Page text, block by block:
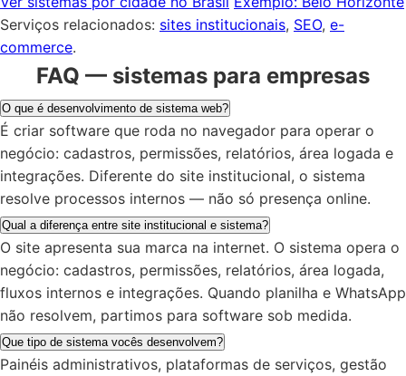
Serviços relacionados: sites institucionais, SEO, e-
commerce.
FAQ — sistemas para empresas
O que é desenvolvimento de sistema web?
É criar software que roda no navegador para operar o
negócio: cadastros, permissões, relatórios, área logada e
integrações. Diferente do site institucional, o sistema
resolve processos internos — não só presença online.
Qual a diferença entre site institucional e sistema?
O site apresenta sua marca na internet. O sistema opera o
negócio: cadastros, permissões, relatórios, área logada,
fluxos internos e integrações. Quando planilha e WhatsApp
não resolvem, partimos para software sob medida.
Que tipo de sistema vocês desenvolvem?
Painéis administrativos, plataformas de serviços, gestão